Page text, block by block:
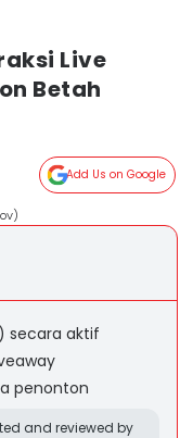
Live
Betah
Add Us on Google
secara aktif
penonton
and reviewed by